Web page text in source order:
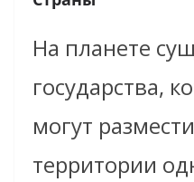
На планете
государства,
могут
территории